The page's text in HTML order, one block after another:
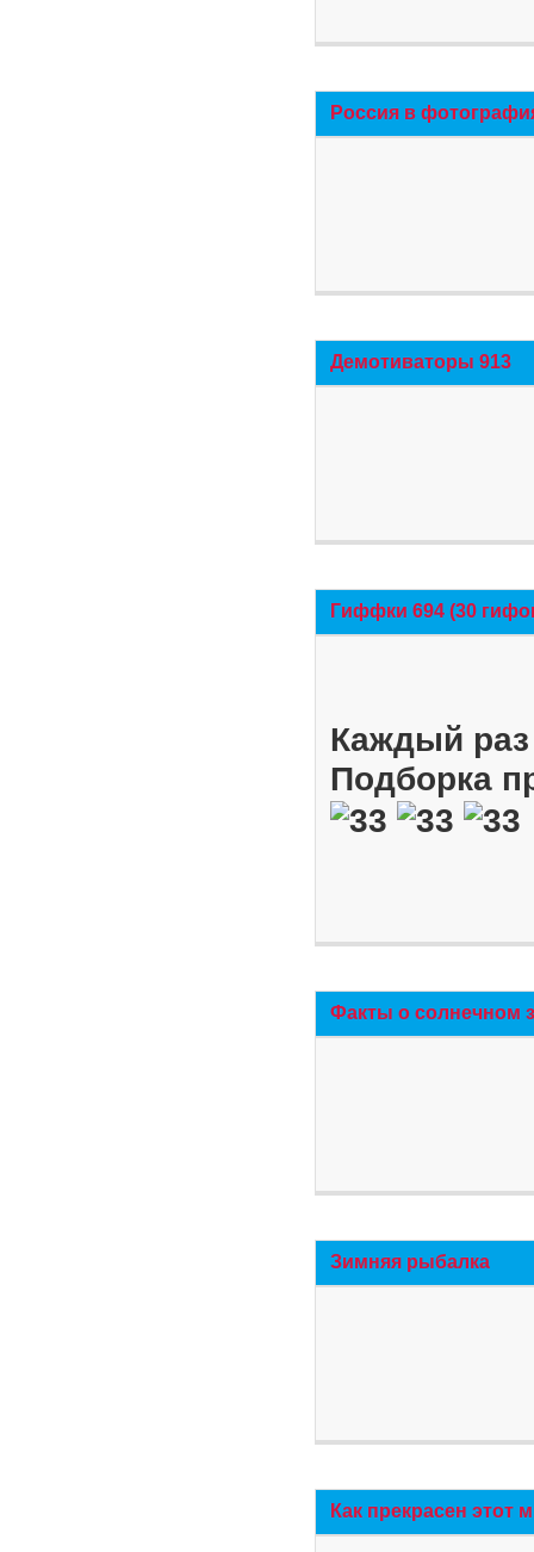
Россия в
Демотиваторы 913
Гиффки 694 (30
Каждый
Подборка
Факты о солнечном
Зимняя рыбалка
Как прекрасен этот